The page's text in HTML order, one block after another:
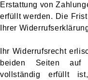
Erstattung von
erfüllt werden. Die
Ihrer
Ihr Widerrufsrecht
beiden Seiten auf
vollständig erfüllt